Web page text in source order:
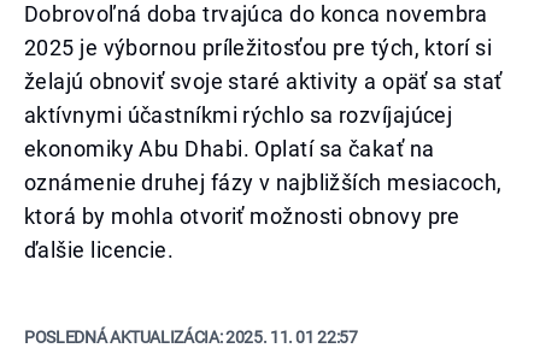
Dobrovoľná doba trvajúca do konca novembra
2025 je výbornou príležitosťou pre tých, ktorí si
želajú obnoviť svoje staré aktivity a opäť sa stať
aktívnymi účastníkmi rýchlo sa rozvíjajúcej
ekonomiky Abu Dhabi. Oplatí sa čakať na
oznámenie druhej fázy v najbližších mesiacoch,
ktorá by mohla otvoriť možnosti obnovy pre
ďalšie licencie.
POSLEDNÁ AKTUALIZÁCIA:2025. 11. 01 22:57